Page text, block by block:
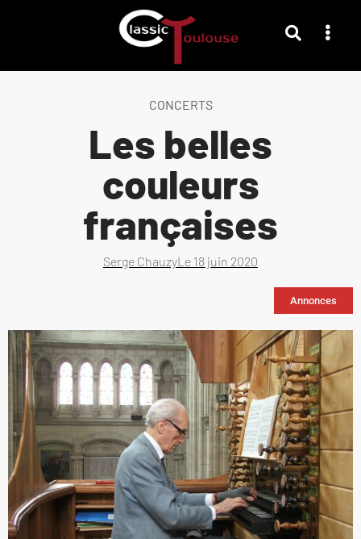
CONCERTS
Les belles
couleurs
françaises
Serge ChauzyLe 18 juin 2020
Annonces